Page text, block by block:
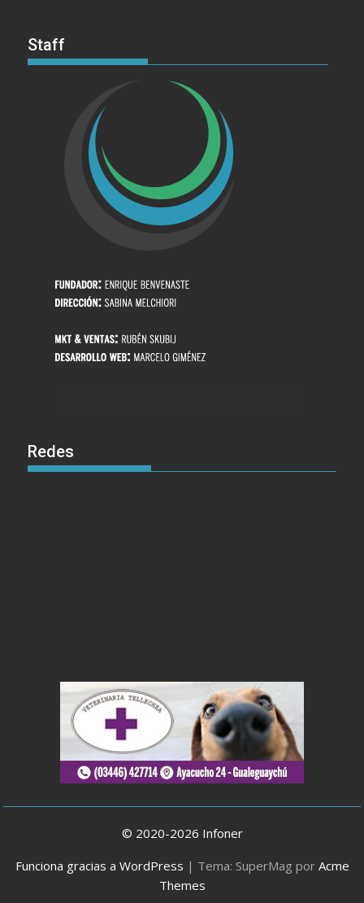
Staff
Redes
© 2020-2026 Infoner
Funciona gracias a WordPress | Tema: SuperMag por Acme
Themes